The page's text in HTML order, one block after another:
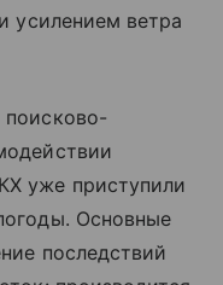
усилением ветра
поисково-
уже приступили
Основные
последствий